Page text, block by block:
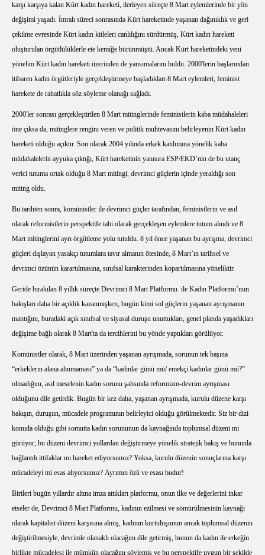
karşı karşıya kalan Kürt kadın hareketi, ilerleyen süreçte 8 Mart eylemlerinde bir yön
değişimi yaşadı. İmralı süreci sonrasında Kürt hareketinde yaşanan dağınıklık ve geri
çekilme evresinde Kürt kadın kitleleri canlılığını sürdürmüş, Kürt kadın hareketi
oluşturulan örgütlülüklerle ete kemiğe bürünmüştü. Ancak Kürt hareketindeki yeni
yönelim Kürt kadın hareketi üzerinden de yansımalarını buldu. 2000'lerin başlarından
itibaren kadın örgütleriyle gerçekleştirmeye başladıkları 8 Mart eylemleri, feminist
harekete de rahatlıkla söz söyleme olanağı sağladı.
2000'ler sonrası gerçekleştirilen 8 Mart mitinglerinde feministlerin kaba müdahaleleri
öne çıksa da, mitinglere rengini veren ve politik muhtevasını belirleyenin Kürt kadın
hareketi olduğu açıktır. Son olarak 2004 yılında erkek katılımına yönelik kaba
müdahalelerin ayyuka çıktığı, Kürt hareketinin yanısıra ESP/EKD’nin de bu utanç
verici tutuma ortak olduğu 8 Mart mitingi, devrimci güçlerin içinde yeraldığı son
miting oldu.
Bu tarihten sonra, komünistler ile devrimci güçler tarafından, feministlerin ve asıl
olarak reformistlerin perspektife tabi olarak gerçekleşen eylemlere tutum alındı ve 8
Mart mitinglerini ayrı örgütleme yolu tutuldu. 8 yıl önce yaşanan bu ayrışma, devrimci
güçleri dışlayan yasakçı tutumlara tavır almanın ötesinde, 8 Mart’ın tarihsel ve
devrimci özünün karartılmasına, sınıfsal karakterinden kopartılmasına yöneliktir.
Geride bırakılan 8 yıllık süreçte Devrimci 8 Mart Platformu ile Kadın Platformu’nun
bakışları daha bir açıklık kazanmışken, bugün kimi sol güçlerin yaşanan ayrışmanın
mantığını, buradaki açık sınıfsal ve siyasal duruşu unuttukları, genel planda yaşadıkları
değişime bağlı olarak 8 Mart'ta da tercihlerini bu yönde yaptıkları görülüyor.
Komünistler olarak, 8 Mart üzerinden yaşanan ayrışmada, sorunun tek başına
“erkeklerin alana alınmaması” ya da “kadınlar günü mü/ emekçi kadınlar günü mü?”
olmadığını, asıl meselenin kadın sorunu şahsında reformizm-devrim ayrışması
olduğunu dile getirdik. Bugün bir kez daha, yaşanan ayrışmada, kurulu düzene karşı
bakışın, duruşun, mücadele programının belirleyici olduğu görülmektedir. Siz bir dizi
konuda olduğu gibi somutta kadın sorununun da kaynağında toplumsal düzeni mi
görüyor; bu düzeni devrimci yollardan değiştirmeye yönelik stratejik bakış ve bununla
bağlantılı ittifaklar mı hareket ediyorsunuz? Yoksa, kurulu düzenin sonuçlarına karşı
mücadeleyi mi esas alıyorsunuz? Ayrımın özü ve esası budur!
Birileri bugün yıllardır altına imza attıkları platformu, onun ilke ve değerlerini inkar
etseler de, Devrimci 8 Mart Platformu, kadının ezilmesi ve sömürülmesinin kaynağı
olarak kapitalist düzeni karşısına almış, kadının kurtuluşunun ancak toplumsal düzenin
değiştirilmesiyle, devrimle olanaklı olacağını dile getirmiş, bunun da kadın ile erkeğin
birlikte mücadelesi ile mümkün olacağını söylemiş ve bu perspektife uygun bir şekilde